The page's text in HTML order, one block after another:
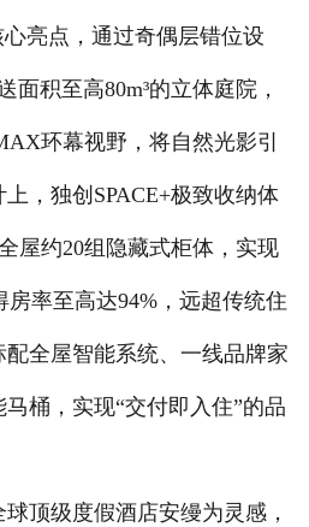
亮点，通过奇偶层错位设
面积至高80m³的立体庭院，
环幕视野，将自然光影引
，独创SPACE+极致收纳体
屋约20组隐藏式柜体，实现
房率至高达94%，远超传统住
全屋智能系统、一线品牌家
桶，实现“交付即入住”的品
级度假酒店安缦为灵感，